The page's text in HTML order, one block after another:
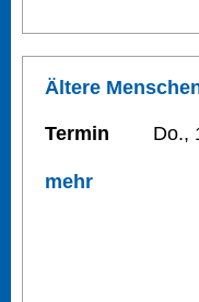
Ältere
Termin Do.,
mehr